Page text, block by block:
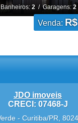
2/ Garagens: 2
Venda:
JDO imoveis
CRECI: 07468-J
- Curitiba/PR